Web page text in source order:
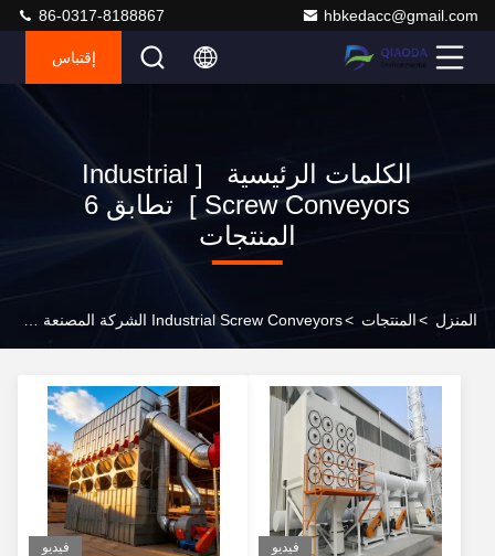
hbkedacc@gmail.com
86-0317-8188867
إقتباس
الكلمات الرئيسية [ Industrial
Screw Conveyors ] تطابق 6
المنتجات
المنزل >المنتجات >
فيديو فيديو